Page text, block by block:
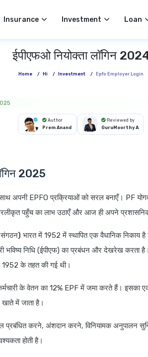
Insurance Investment Loan
ईपीएफओ नियोक्ता लॉगिन
Home / Hi / Investment / Epfo Employer Login
Author
Prem Anand
Reviewed by
GuruMoorthy A
2025
साथ अपनी EPFO प्रक्रियाओं को सरल बनाएँ। PF
पहुँच का लाभ उठाएँ और आज ही अपने प्रशासनिक
संगठन) भारत में 1952 में स्थापित एक वैधानिक निकाय है
भविष्य निधि (ईपीएफ) का प्रबंधन और देखरेख करता
1952 के तहत की गई थी।
कर्मचारी के वेतन का 12% EPF में जमा करते हैं। इसका
में जाता है।
प्रबंधित करने, अंशदान करने, विनियामक अनुपालन
होती है।